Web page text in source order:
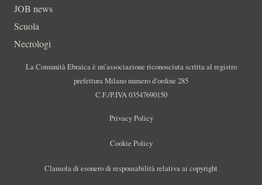
JOB news
Scuola
Necrologi
La Comunità Ebraica è un’associazione riconosciuta scritta al registro
prefettura Milano numero d’ordine 285
C.F./P.IVA 03547690150
Privacy Policy
Cookie Policy
Clausola di esonero di responsabilità relativa ai copyright